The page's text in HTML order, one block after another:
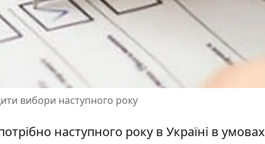
вибори наступного року
наступного року в Україні в умовах